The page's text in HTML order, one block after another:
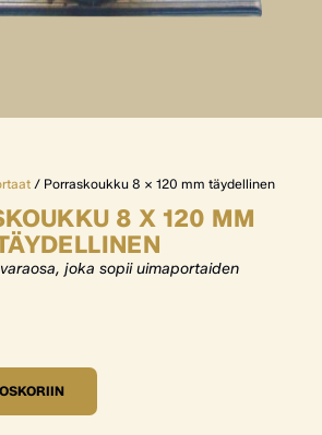
/ Porraskoukku 8 x 120 mm täydellinen
8 X 120 MM
joka sopii uimaportaiden